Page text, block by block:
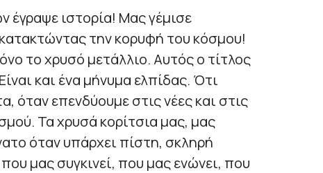
έγραψε ιστορία! Μας γέμισε
την κορυφή του κόσμου!
το χρυσό μετάλλιο. Αυτός ο τίτλος
και ένα μήνυμα ελπίδας. Ότι
όταν επενδύουμε στις νέες και στις
Τα χρυσά κορίτσια μας, μας
όταν υπάρχει πίστη, σκληρή
μας συγκινεί, που μας ενώνει, που